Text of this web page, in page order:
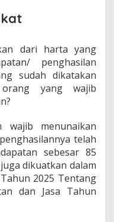
dari harta yang
penghasilan
sudah dikatakan
yang wajib
wajib menunaikan
telah
sebesar 85
dikuatkan dalam
2025 Tentang
dan Jasa Tahun